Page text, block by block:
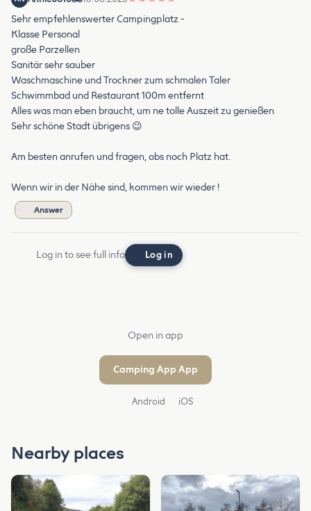
Sehr empfehlenswerter Campingplatz -
Klasse Personal
große Parzellen
Sanitär sehr sauber
Waschmaschine und Trockner zum schmalen Taler
Schwimmbad und Restaurant 100m entfernt
Alles was man eben braucht, um ne tolle Auszeit zu genießen
Sehr schöne Stadt übrigens 😉
Am besten anrufen und fragen, obs noch Platz hat.
Wenn wir in der Nähe sind, kommen wir wieder !
Answer
Log in to see full info Log in
Open in app
Camping App App
Android iOS
Nearby places